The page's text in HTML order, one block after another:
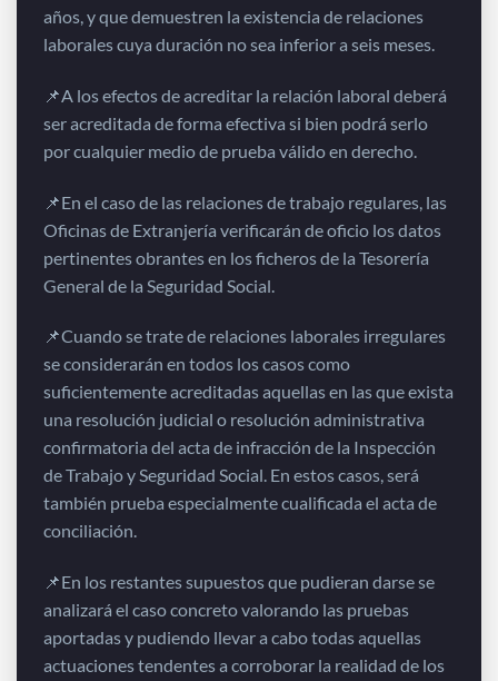
años, y que demuestren la existencia de relaciones
laborales cuya duración no sea inferior a seis meses.
📌A los efectos de acreditar la relación laboral deberá
ser acreditada de forma efectiva si bien podrá serlo
por cualquier medio de prueba válido en derecho.
📌En el caso de las relaciones de trabajo regulares, las
Oficinas de Extranjería verificarán de oficio los datos
pertinentes obrantes en los ficheros de la Tesorería
General de la Seguridad Social.
📌Cuando se trate de relaciones laborales irregulares
se considerarán en todos los casos como
suficientemente acreditadas aquellas en las que exista
una resolución judicial o resolución administrativa
confirmatoria del acta de infracción de la Inspección
de Trabajo y Seguridad Social. En estos casos, será
también prueba especialmente cualificada el acta de
conciliación.
📌En los restantes supuestos que pudieran darse se
analizará el caso concreto valorando las pruebas
aportadas y pudiendo llevar a cabo todas aquellas
actuaciones tendentes a corroborar la realidad de los